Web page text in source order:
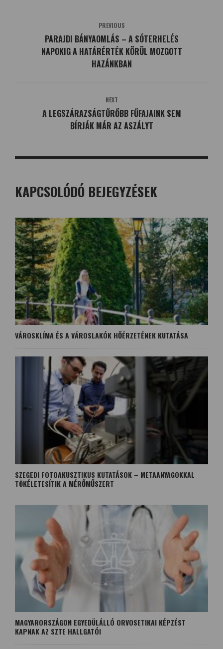
PREVIOUS
PARAJDI BÁNYAOMLÁS – A SÓTERHELÉS
NAPOKIG A HATÁRÉRTÉK KÖRÜL MOZGOTT
HAZÁNKBAN
NEXT
A LEGSZÁRAZSÁGTŰRŐBB FŰFAJAINK SEM
BÍRJÁK MÁR AZ ASZÁLYT
KAPCSOLÓDÓ BEJEGYZÉSEK
VÁROSKLÍMA ÉS A VÁROSLAKÓK HŐÉRZETÉNEK KUTATÁSA
SZEGEDI FOTOAKUSZTIKUS KUTATÁSOK – METAANYAGOKKAL
TÖKÉLETESÍTIK A MÉRŐMŰSZERT
MAGYARORSZÁGON EGYEDÜLÁLLÓ ORVOSETIKAI KÉPZÉST
KAPNAK AZ SZTE HALLGATÓI